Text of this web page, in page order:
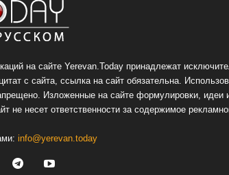
на сайте Yerevan.Today принадлежат
с сайта, ссылка на сайт обязательна.
Изложенные на сайте формулировки, идеи
не несет ответственности за содержимое
info@yerevan.today